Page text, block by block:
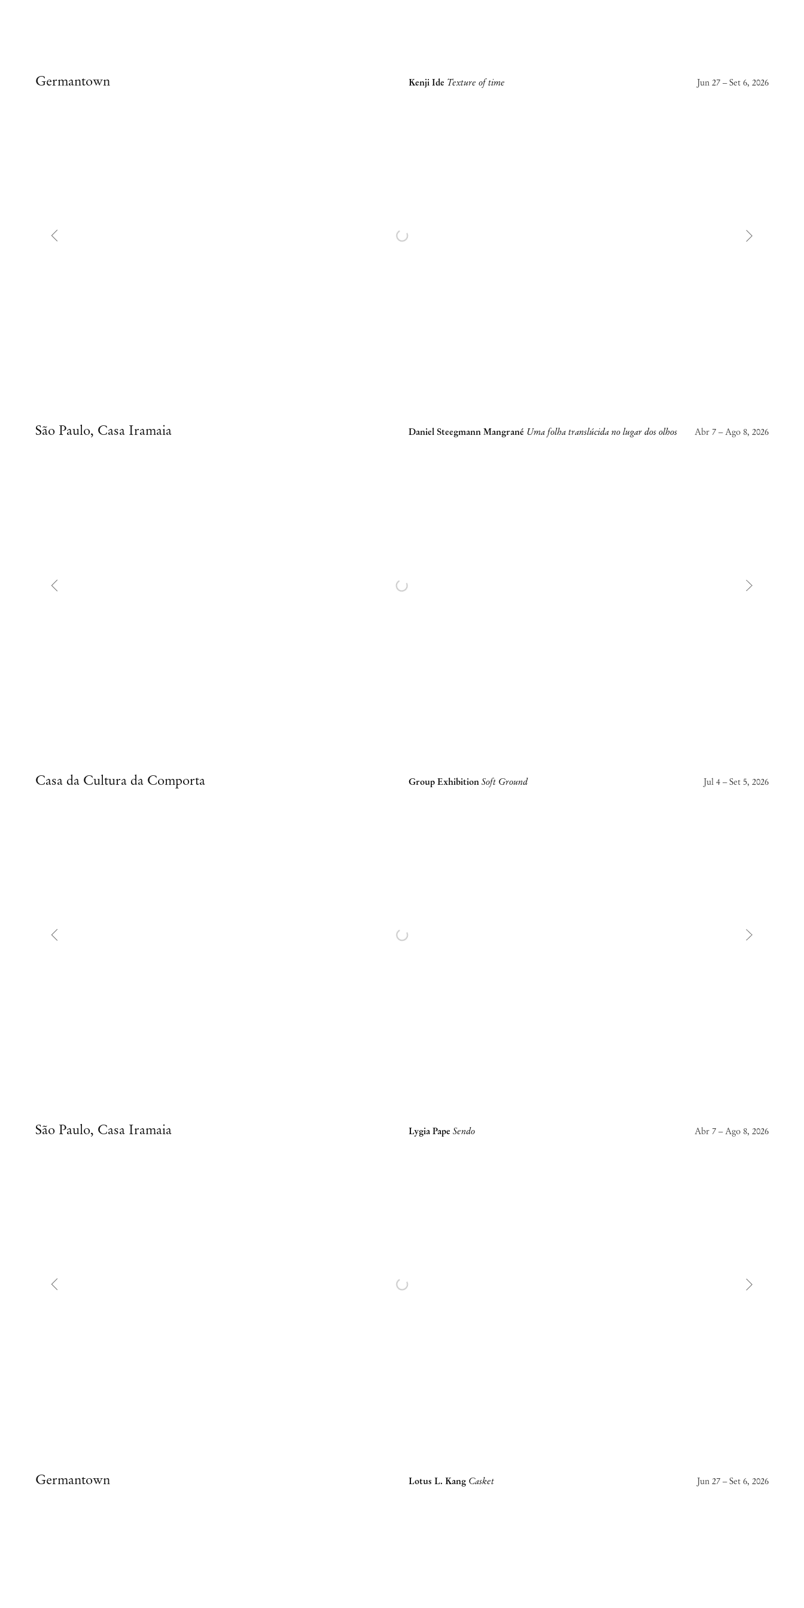
Germantown Kenji Ide Texture of time Jun 27 – Set 6, 2026
São Paulo, Casa Iramaia Daniel Steegmann Mangrané Uma folha translúcida no lugar dos olhos Abr 7 – Ago 8, 2026
Casa da Cultura da Comporta Group Exhibition Soft Ground Jul 4 – Set 5, 2026
São Paulo, Casa Iramaia Lygia Pape Sendo Abr 7 – Ago 8, 2026
Germantown Lotus L. Kang Casket Jun 27 – Set 6, 2026